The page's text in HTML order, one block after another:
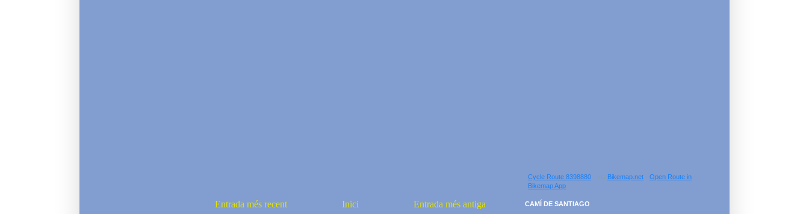
Entrada més recent Entrada més antiga
Inici
Cycle Route 8398880 - via Bikemap.net - Open Route in
Bikemap App
CAMÍ DE SANTIAGO